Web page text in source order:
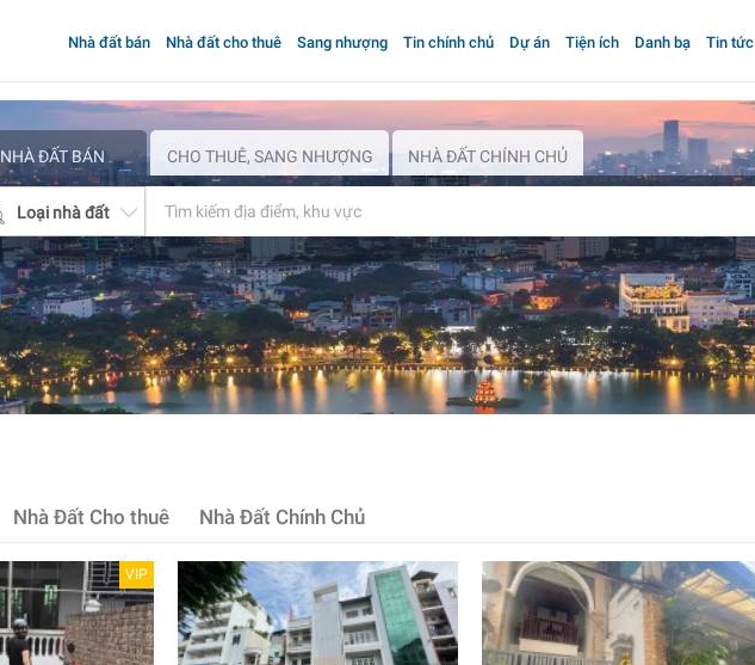
Nhà đất bán Nhà đất cho thuê Sang nhượng Tin chính chủ Dự án Tiện ích Danh bạ Tin tức
NHÀ ĐẤT BÁN CHO THUÊ, SANG NHƯỢNG NHÀ ĐẤT CHÍNH CHỦ
Loại nhà đất
Nhà Đất Cho thuê Nhà Đất Chính Chủ
VIP